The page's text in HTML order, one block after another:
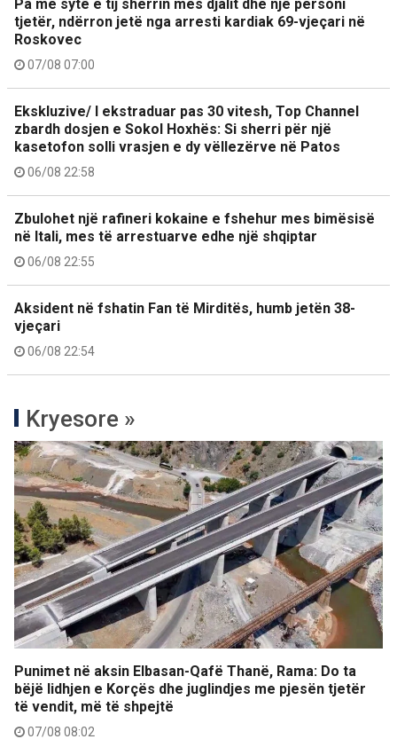
Pa me sytë e tij sherrin mes djalit dhe një personi
tjetër, ndërron jetë nga arresti kardiak 69-vjeçari në
Roskovec
07/08 07:00
Ekskluzive/ I ekstraduar pas 30 vitesh, Top Channel
zbardh dosjen e Sokol Hoxhës: Si sherri për një
kasetofon solli vrasjen e dy vëllezërve në Patos
06/08 22:58
Zbulohet një rafineri kokaine e fshehur mes bimësisë
në Itali, mes të arrestuarve edhe një shqiptar
06/08 22:55
Aksident në fshatin Fan të Mirditës, humb jetën 38-
vjeçari
06/08 22:54
Kryesore »
Punimet në aksin Elbasan-Qafë Thanë, Rama: Do ta
bëjë lidhjen e Korçës dhe juglindjes me pjesën tjetër
të vendit, më të shpejtë
07/08 08:02